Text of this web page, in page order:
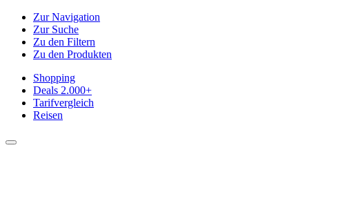
Zur Navigation
Zur Suche
Zu den Filtern
Zu den Produkten
Shopping
Deals 2.000+
Tarifvergleich
Reisen